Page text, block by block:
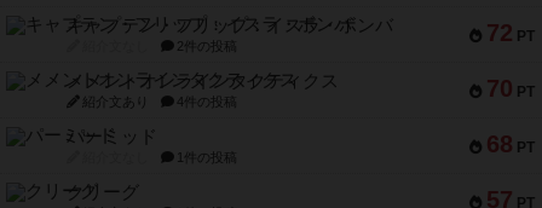
72 PT
キャプテン・フリップ：イスラ・ボンバ
2件の投稿
70 PT
メメントオンラインタクティクス
紹介文あり 4件の投稿
68 PT
パーミッド
1件の投稿
57 PT
クリーグ